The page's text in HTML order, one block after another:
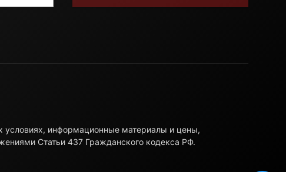
условиях, информационные материалы и цены,
Статьи 437 Гражданского кодекса РФ.